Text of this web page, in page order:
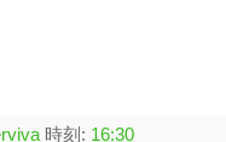
時刻: 16:30